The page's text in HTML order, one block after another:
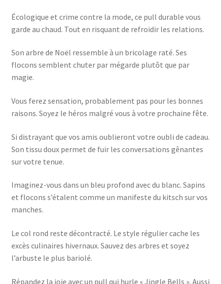
Écologique et crime contre la mode, ce pull durable vous
garde au chaud. Tout en risquant de refroidir les relations.
Son arbre de Noël ressemble à un bricolage raté. Ses
flocons semblent chuter par mégarde plutôt que par
magie.
Vous ferez sensation, probablement pas pour les bonnes
raisons. Soyez le héros malgré vous à votre prochaine fête.
Si distrayant que vos amis oublieront votre oubli de cadeau.
Son tissu doux permet de fuir les conversations gênantes
sur votre tenue.
Imaginez-vous dans un bleu profond avec du blanc. Sapins
et flocons s’étalent comme un manifeste du kitsch sur vos
manches.
Le col rond reste décontracté. Le style régulier cache les
excès culinaires hivernaux. Sauvez des arbres et soyez
l’arbuste le plus bariolé.
Répandez la joie avec un pull qui hurle « Jingle Bells ». Aussi